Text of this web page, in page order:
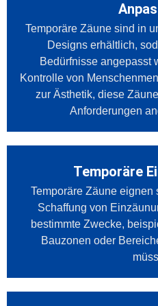
Temporäre Zäune sind in
Designs erhältlich,
Bedürfnisse angepasst
Kontrolle von
zur Ästhetik, diese
Anforderungen
Temporäre
Temporäre Zäune eignen
Schaffung von
bestimmte Zwecke,
Bauzonen oder